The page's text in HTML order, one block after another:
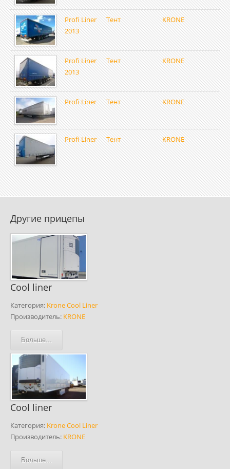
Profi Liner
2013
Тент KRONE
Profi Liner
2013
Тент KRONE
Profi Liner Тент KRONE
Profi Liner Тент KRONE
Другие прицепы
Cool liner
Категория: Krone Cool Liner
Производитель: KRONE
Больше...
Cool liner
Категория: Krone Cool Liner
Производитель: KRONE
Больше...